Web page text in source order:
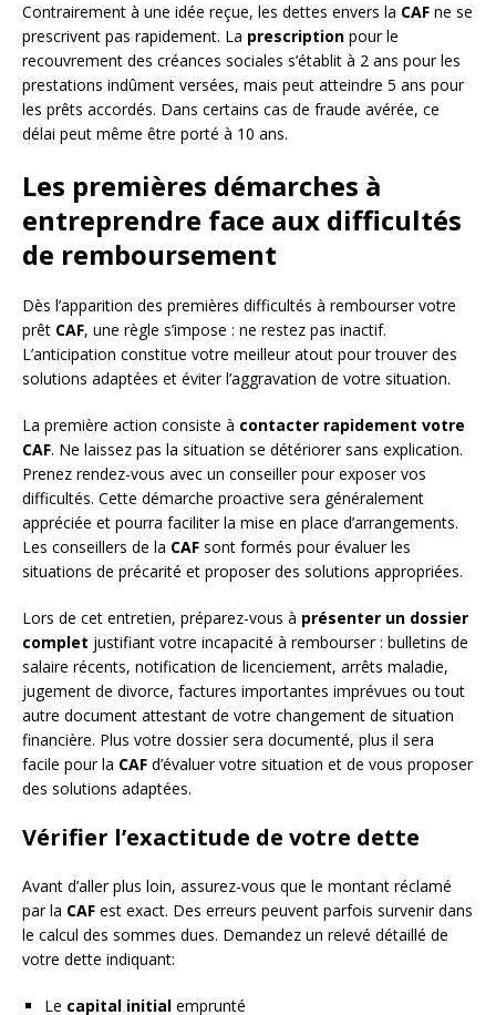
Contrairement à une idée reçue, les dettes envers la CAF ne se
prescrivent pas rapidement. La prescription pour le
recouvrement des créances sociales s’établit à 2 ans pour les
prestations indûment versées, mais peut atteindre 5 ans pour
les prêts accordés. Dans certains cas de fraude avérée, ce
délai peut même être porté à 10 ans.
Les premières démarches à
entreprendre face aux difficultés
de remboursement
Dès l’apparition des premières difficultés à rembourser votre
prêt CAF, une règle s’impose : ne restez pas inactif.
L’anticipation constitue votre meilleur atout pour trouver des
solutions adaptées et éviter l’aggravation de votre situation.
La première action consiste à contacter rapidement votre
CAF. Ne laissez pas la situation se détériorer sans explication.
Prenez rendez-vous avec un conseiller pour exposer vos
difficultés. Cette démarche proactive sera généralement
appréciée et pourra faciliter la mise en place d’arrangements.
Les conseillers de la CAF sont formés pour évaluer les
situations de précarité et proposer des solutions appropriées.
Lors de cet entretien, préparez-vous à présenter un dossier
complet justifiant votre incapacité à rembourser : bulletins de
salaire récents, notification de licenciement, arrêts maladie,
jugement de divorce, factures importantes imprévues ou tout
autre document attestant de votre changement de situation
financière. Plus votre dossier sera documenté, plus il sera
facile pour la CAF d’évaluer votre situation et de vous proposer
des solutions adaptées.
Vérifier l’exactitude de votre dette
Avant d’aller plus loin, assurez-vous que le montant réclamé
par la CAF est exact. Des erreurs peuvent parfois survenir dans
le calcul des sommes dues. Demandez un relevé détaillé de
votre dette indiquant:
Le capital initial emprunté